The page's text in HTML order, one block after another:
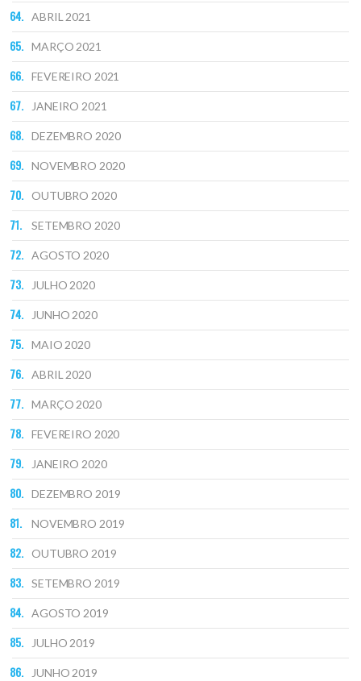
ABRIL 2021
MARÇO 2021
FEVEREIRO 2021
JANEIRO 2021
DEZEMBRO 2020
NOVEMBRO 2020
OUTUBRO 2020
SETEMBRO 2020
AGOSTO 2020
JULHO 2020
JUNHO 2020
MAIO 2020
ABRIL 2020
MARÇO 2020
FEVEREIRO 2020
JANEIRO 2020
DEZEMBRO 2019
NOVEMBRO 2019
OUTUBRO 2019
SETEMBRO 2019
AGOSTO 2019
JULHO 2019
JUNHO 2019